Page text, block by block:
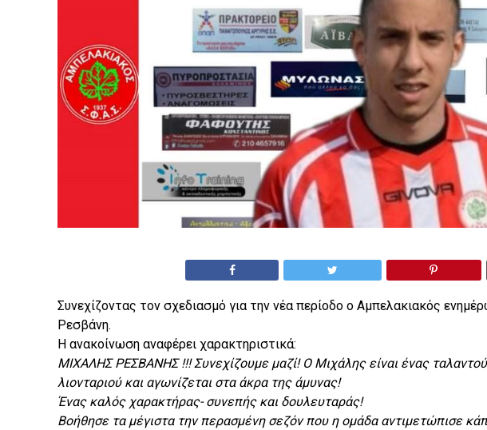
Συνεχίζοντας τον σχεδιασμό για την νέα περίοδο ο Αμπελακιακός
Ρεσβάνη.
Η ανακοίνωση αναφέρει χαρακτηριστικά:
ΜΙΧΑΛΗΣ ΡΕΣΒΑΝΗΣ !!! Συνεχίζουμε μαζί! Ο Μιχάλης είναι ένας
λιονταριού και αγωνίζεται στα άκρα της άμυνας!
Ένας καλός χαρακτήρας- συνεπής και δουλευταράς!
Βοήθησε τα μέγιστα την περασμένη σεζόν που η ομάδα αντιμετώπισε